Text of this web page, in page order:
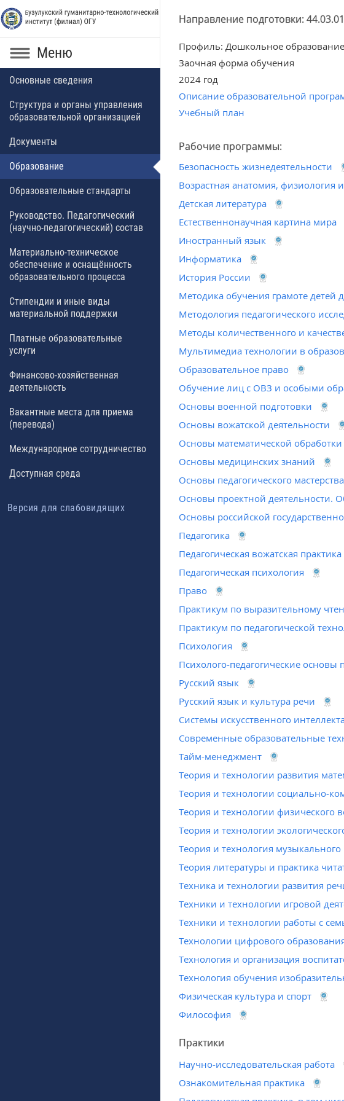
Направление подготовки:
Профиль: Дошкольное образование
Заочная форма обучения
2024 год
Описание образовательной
Учебный план
Рабочие программы:
Безопасность жизнедеятельности
Возрастная анатомия, физиология
Детская литература
Естественнонаучная картина мира
Иностранный язык
Информатика
История России
Методика обучения грамоте детей
Методология педагогического
Методы количественного и
Мультимедиа технологии в
Образовательное право
Обучение лиц с ОВЗ и особыми
Основы военной подготовки
Основы вожатской деятельности
Основы математической
Основы медицинских знаний
Основы педагогического мастерства
Основы проектной деятельности.
Основы российской
Педагогика
Педагогическая вожатская практика
Педагогическая психология
Право
Практикум по выразительному
Практикум по педагогической
Психология
Психолого-педагогические
Русский язык
Русский язык и культура речи
Системы искусственного
Современные образовательные
Тайм-менеджмент
Теория и технологии развития
Теория и технологии социально-
Теория и технологии физического
Теория и технологии
Теория и технология музыкального
Теория литературы и практика
Техника и технологии развития
Техники и технологии игровой
Техники и технологии работы с
Технологии цифрового
Технология и организация
Технология обучения
Физическая культура и спорт
Философия
Практики
Научно-исследовательская работа
Ознакомительная практика
Меню
Основные сведения
Структура и органы управления
образовательной организацией
Документы
Образование
Образовательные стандарты
Руководство. Педагогический
(научно-педагогический) состав
Материально-техническое
обеспечение и оснащённость
образовательного процесса
Стипендии и иные виды
материальной поддержки
Платные образовательные
услуги
Финансово-хозяйственная
деятельность
Вакантные места для приема
(перевода)
Международное сотрудничество
Доступная среда
Версия для слабовидящих